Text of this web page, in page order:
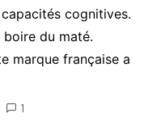
cognitives.
boire du maté.
marque française a
1